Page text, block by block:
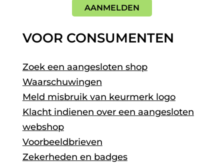
AANMELDEN
VOOR CONSUMENTEN
Zoek een aangesloten shop
Waarschuwingen
Meld misbruik van keurmerk logo
Klacht indienen over een aangesloten
webshop
Voorbeeldbrieven
Zekerheden en badges